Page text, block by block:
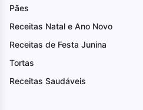
Pães
Receitas Natal e Ano Novo
Receitas de Festa Junina
Tortas
Receitas Saudáveis